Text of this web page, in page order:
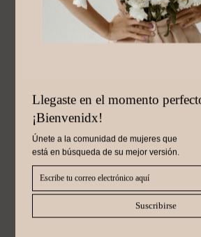
Julio 3, 2024
MINDFULNESS
INICIAR TU